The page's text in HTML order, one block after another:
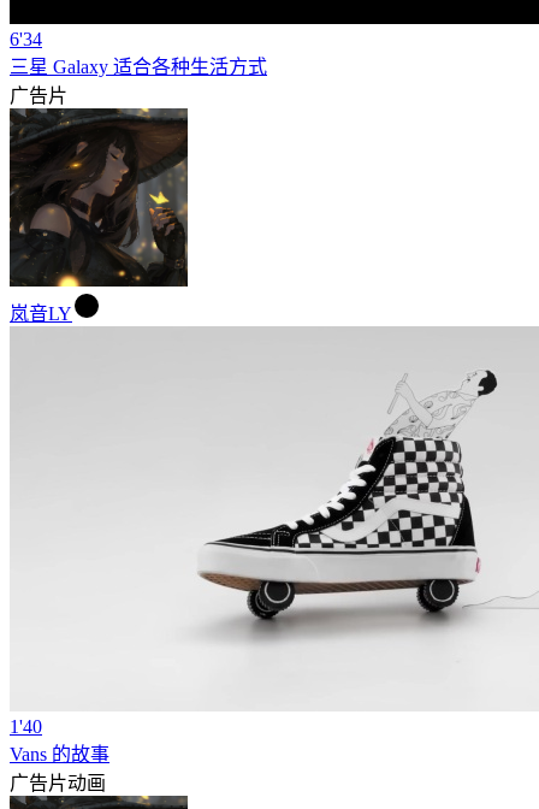
6'34
三星 Galaxy 适合各种生活方式
广告片
岚音LY
1'40
Vans 的故事
广告片动画